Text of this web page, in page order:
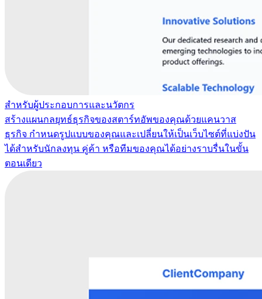
สำหรับผู้ประกอบการและนวัตกร
สร้างแผนกลยุทธ์ธุรกิจของสตาร์ทอัพของคุณด้วยแคนวาส
ธุรกิจ กำหนดรูปแบบของคุณและเปลี่ยนให้เป็นเว็บไซต์ที่แบ่งปัน
ได้สำหรับนักลงทุน คู่ค้า หรือทีมของคุณได้อย่างราบรื่นในขั้น
ตอนเดียว